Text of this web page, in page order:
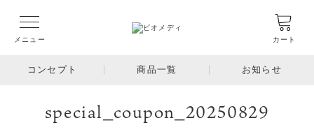
メニュー カート
コンセプト 商品一覧 お知らせ
special_coupon_20250829